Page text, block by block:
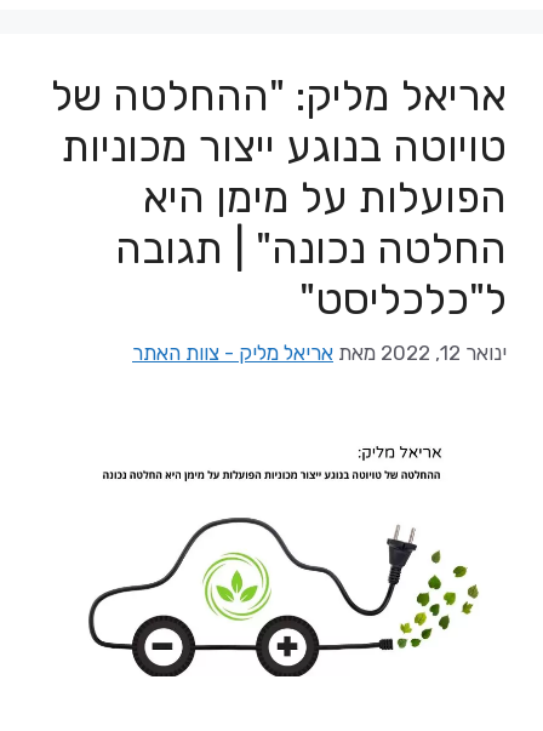
אריאל מליק: "ההחלטה של
טויוטה בנוגע ייצור מכוניות
הפועלות על מימן היא
החלטה נכונה" | תגובה
ל"כלכליסט"
ינואר 12, 2022 מאת אריאל מליק - צוות האתר